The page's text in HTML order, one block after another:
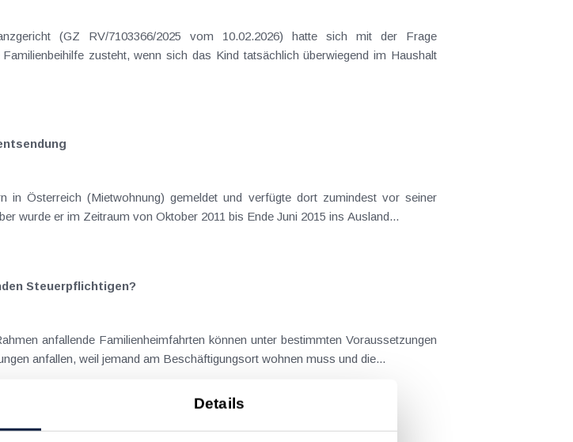
Details
zusteht, wenn sich das Kind tatsächlich überwiegend im Haushalt
in Österreich (Mietwohnung) gemeldet und verfügte dort zumindest vor seiner
wurde er im Zeitraum von Oktober 2011 bis Ende Juni 2015 ins Ausland...
Steuerpflichtigen?
anfallende Familienheimfahrten können unter bestimmten Voraussetzungen
anfallen, weil jemand am Beschäftigungsort wohnen muss und die...
Entsendung in die USA